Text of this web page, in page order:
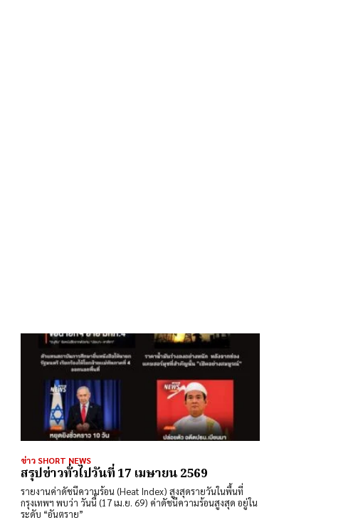
ข่าว SHORT NEWS
สรุปข่าวทั่วไปวันที่ 17 เมษายน 2569
รายงานค่าดัชนีความร้อน (Heat Index) สูงสุดรายวันในพื้นที่
กรุงเทพฯ พบว่า วันนี้ (17 เม.ย. 69) ค่าดัชนีความร้อนสูงสุด อยู่ใน
ระดับ “อันตราย”